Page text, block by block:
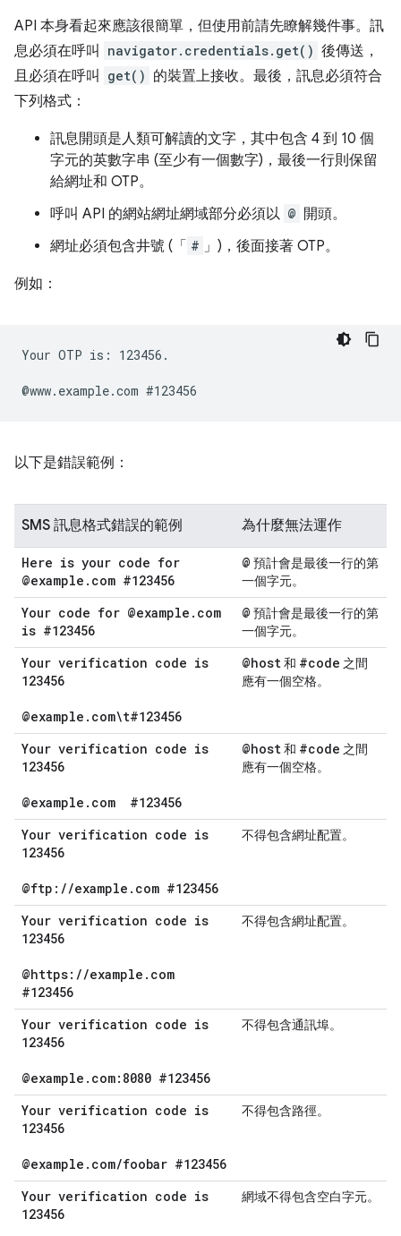
API 本身看起來應該很簡單，但使用前請先瞭解幾件事。訊
息必須在呼叫
navigator.credentials.get() 後傳送，
且必須在呼叫
get() 的裝置上接收。最後，訊息必須符合
下列格式：
訊息開頭是人類可解讀的文字，其中包含 4 到 10 個
字元的英數字串 (至少有一個數字)，最後一行則保留
給網址和 OTP。
呼叫 API 的網站網址網域部分必須以 @ 開頭。
網址必須包含井號 (「 # 」)，後面接著 OTP。
例如：
Your OTP is: 123456.
以下是錯誤範例：
SMS 訊息格式錯誤的範例 為什麼無法運作
Here is your code for
@example . com #123456
@ 預計會是最後一行的第
一個字元。
Your code for @example . com
is #123456
@ 預計會是最後一行的第
一個字元。
Your verification code is
123456
@example . com\t#123456
@host和 #code 之間
應有一個空格。
Your verification code is
123456
@example . com #123456
@host和 #code 之間
應有一個空格。
Your verification code is
123456
@ftp: //example . com #123456
不得包含網址配置。
Your verification code is
123456
@https: //example . com
#123456
不得包含網址配置。
Your verification code is
123456
@example . com:8080 #123456
不得包含通訊埠。
Your verification code is
123456
@example . com/foobar #123456
不得包含路徑。
Your verification code is
123456
網域不得包含空白字元。